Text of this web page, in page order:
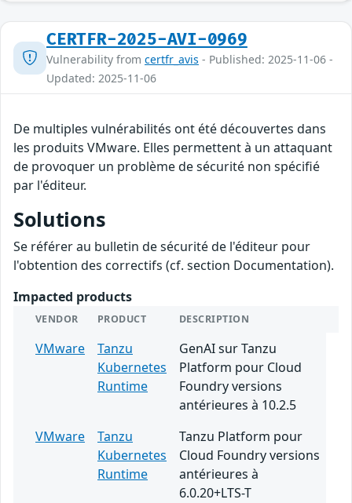
CERTFR-2025-AVI-0969
Vulnerability from certfr_avis - Published: 2025-11-06 -
Updated: 2025-11-06
De multiples vulnérabilités ont été découvertes dans
les produits VMware. Elles permettent à un attaquant
de provoquer un problème de sécurité non spécifié
par l'éditeur.
Solutions
Se référer au bulletin de sécurité de l'éditeur pour
l'obtention des correctifs (cf. section Documentation).
Impacted products
VENDOR PRODUCT DESCRIPTION
VMware
Tanzu
Kubernetes
Runtime
GenAI sur Tanzu
Platform pour Cloud
Foundry versions
antérieures à 10.2.5
VMware
Tanzu
Kubernetes
Runtime
Tanzu Platform pour
Cloud Foundry versions
antérieures à
6.0.20+LTS-T